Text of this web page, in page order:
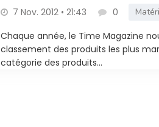
7 Nov. 2012 • 21:43 0
Chaque année, le Time Magazine
classement des produits les plus
catégorie des produits...